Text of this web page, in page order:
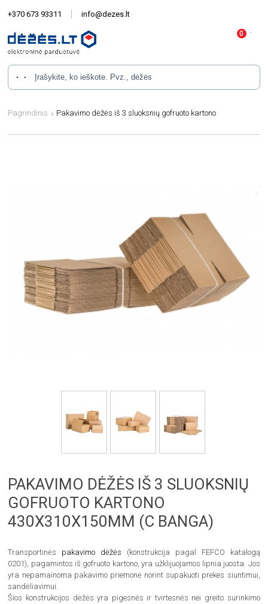
+370 673 93311 info@dezes.lt
Pagrindinis Pakavimo dėžės iš 3 sluoksnių gofruoto kartono
PAKAVIMO DĖŽĖS IŠ 3 SLUOKSNIŲ
GOFRUOTO KARTONO
430X310X150MM (C BANGA)
Transportinės pakavimo dėžės (konstrukcija pagal FEFCO katalogą
0201), pagamintos iš gofruoto kartono, yra užklijuojamos lipnia juosta. Jos
yra nepamainoma pakavimo priemonė norint supakuoti prekes siuntimui,
sandėliavimui.
Šios konstrukcijos dėžės yra pigesnės ir tvirtesnės nei greito surinkimo